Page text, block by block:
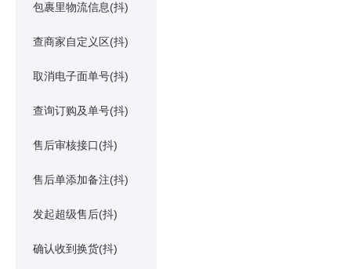
包裹里物流信息(抖)
查商家自定义区(抖)
取消电子面单号(抖)
查询订购及单号(抖)
售后审核接口(抖)
售后单添加备注(抖)
发起超级售后(抖)
确认收到换货(抖)